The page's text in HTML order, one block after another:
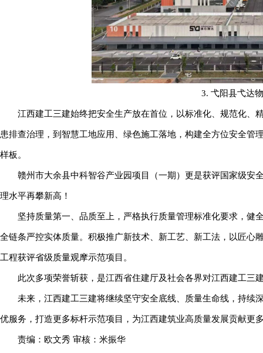
3. 弋阳县弋达
江西建工三建始终把安全生产放在首位，以标准化、规范化、
患排查治理，到智慧工地应用、绿色施工落地，构建全方位安全
样板。
赣州市大余县中科智谷产业园项目（一期）更是获评国家级安
理水平再攀新高！
坚持质量第一、品质至上，严格执行质量管理标准化要求，健
全链条严控实体质量。积极推广新技术、新工艺、新工法，以匠
工程获评省级质量观摩示范项目。
此次多项荣誉斩获，是江西省住建厅及社会各界对江西建工三
未来，江西建工三建将继续坚守安全底线、质量生命线，持续
优服务，打造更多标杆示范项目，为江西建筑业高质量发展贡献更
责编：欧文秀 审核：米振华